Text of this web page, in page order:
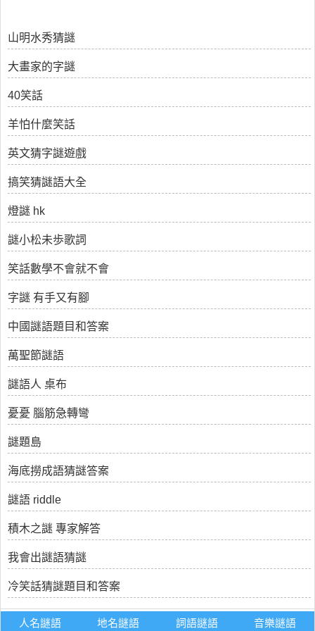
山明水秀猜謎
大畫家的字謎
40笑話
羊怕什麼笑話
英文猜字謎遊戲
搞笑猜謎語大全
燈謎 hk
謎小松未歩歌詞
笑話數學不會就不會
字謎 有手又有腳
中國謎語題目和答案
萬聖節謎語
謎語人 桌布
憂憂 腦筋急轉彎
謎題島
海底撈成語猜謎答案
謎語 riddle
積木之謎 專家解答
我會出謎語猜謎
冷笑話猜謎題目和答案
人名謎語 地名謎語 詞語謎語 音樂謎語